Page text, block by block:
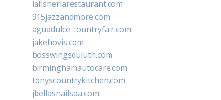
lafisheriarestaurant.com
915jazzandmore.com
aguadulce-countryfair.com
jakehovis.com
bosswingsduluth.com
birminghamautocare.com
tonyscountrykitchen.com
jbellasnailspa.com